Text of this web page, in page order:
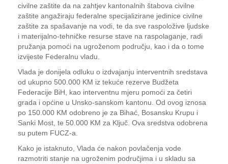
civilne zaštite da na zahtjev kantonalnih štabova civilne
zaštite angažiraju federalne specijalizirane jedinice civilne
zaštite za spašavanje na vodi, te da sve raspoložive ljudske
i materijalno-tehničke resurse stave na raspolaganje, radi
pružanja pomoći na ugroženom području, kao i da o tome
izvijeste Federalnu vladu.
Vlada je donijela odluku o izdvajanju interventnih sredstava
od ukupno 500.000 KM iz tekuće rezerve Budžeta
Federacije BiH, kao interventnu mjeru pomoći za četiri
grada i općine u Unsko-sanskom kantonu. Od ovog iznosa
po 150.000 KM odobreno je za Bihać, Bosansku Krupu i
Sanki Most, te 50.000 KM za Ključ. Ova sredstva odobrena
su putem FUCZ-a.
Kako je istaknuto, Vlada će nakon povlačenja vode
razmotriti stanje na ugroženim područjima i u skladu sa